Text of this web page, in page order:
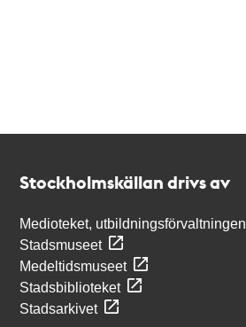
Stockholmskällan drivs av
Medioteket, utbildningsförvaltningen
Stadsmuseet
Medeltidsmuseet
Stadsbiblioteket
Stadsarkivet